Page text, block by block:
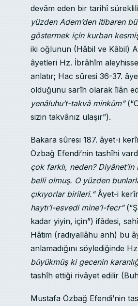
devâm eden bir tarihî
yüzden Adem’den itibaren
göstermek için kurban
iki oğlunun (Hâbil ve Kâbil)
âyetleri Hz. İbrâhîm
anlatır; Hac sûresi 36-37.
olduğunu sarîh olarak îlân
yenâluhu’t-takvâ minküm”
sizin takvânız ulaşır”).
Bakara sûresi 187. âyet-i
Özbağ Efendi’nin tashîhi
çok farklı, neden? Diyânet’in
belli olmuş. O yüzden
çıkıyorlar birileri.”Âyet-i
haytı’l-esvedi mine’l-fecr”
kadar yiyin, için”) ifâdesi,
Hâtim (radıyallâhu anh) bu
anlamadığını söylediğinde
büyükmüş ki gecenin
tashîh ettiği rivâyet edilir
Mustafa Özbağ Efendi’nin